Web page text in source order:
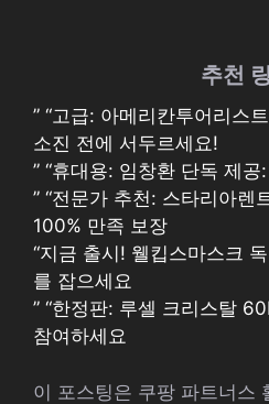
추천
” “고급: 아메리칸투어리스
소진 전에 서두르세요!
” “휴대용: 임창환 단독 제
” “전문가 추천: 스타리아렌
100% 만족 보장
“지금 출시! 웰킵스마스크
를 잡으세요
” “한정판: 루셀 크리스탈
참여하세요
이 포스팅은 쿠팡 파트너스